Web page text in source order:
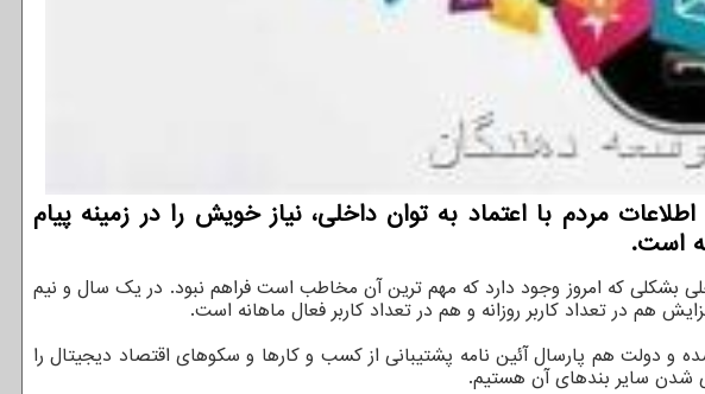
مردم با اعتماد به توان داخلی، نیاز خویش را در زمینه پیام
بشکلی که امروز وجود دارد که مهم ترین آن مخاطب است فراهم نبود. در یک سال و نیم
و دولت هم پارسال آئین نامه پشتیبانی از کسب و کارها و سکوهای اقتصاد دیجیتال را
شدن سایر بندهای آن هستیم.